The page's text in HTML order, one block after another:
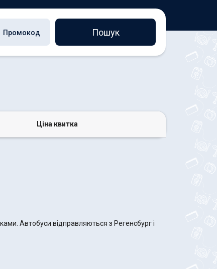
Чат в Messenger
Пошук
Ціна квитка
Автобуси відправляються з Регенсбург і